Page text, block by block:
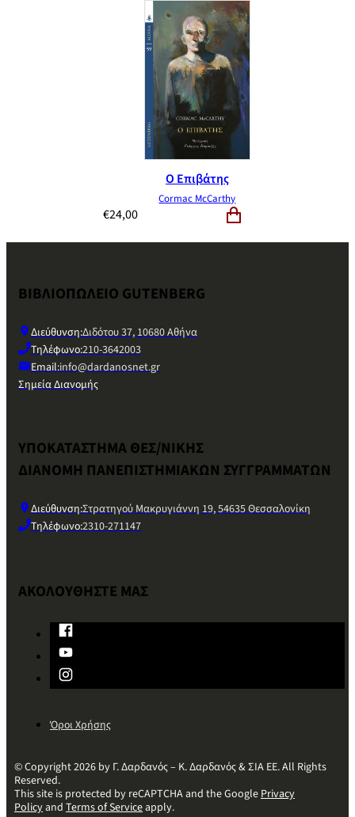
Ο Επιβάτης
Cormac McCarthy
€24,00
ΒΙΒΛΙΟΠΩΛΕΙΟ GUTENBERG
Διεύθυνση:Διδότου 37, 10680 Αθήνα
Τηλέφωνο:210-3642003
Email:info@dardanosnet.gr
Σημεία Διανομής
ΥΠΟΚΑΤΑΣΤΗΜΑ ΘΕΣ/ΝΙΚΗΣ
ΔΙΑΝΟΜΗ ΠΑΝΕΠΙΣΤΗΜΙΑΚΩΝ ΣΥΓΓΡΑΜΜΑΤΩΝ
Διεύθυνση:Στρατηγού Μακρυγιάννη 19, 54635 Θεσσαλονίκη
Τηλέφωνο:2310-271147
ΑΚΟΛΟΥΘΗΣΤΕ ΜΑΣ
Όροι Χρήσης
© Copyright 2026 by Γ. Δαρδανός – Κ. Δαρδανός & ΣΙΑ ΕΕ. All Rights
Reserved.
This site is protected by reCAPTCHA and the GooglePrivacy
Policyand Terms of Serviceapply.